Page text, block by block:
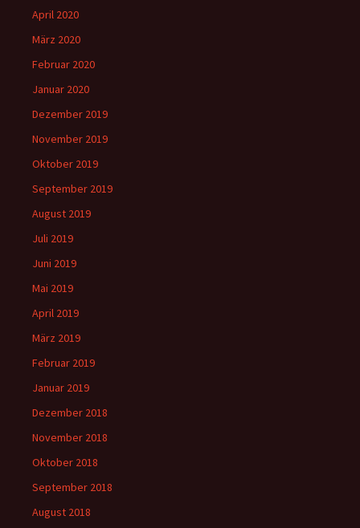
April 2020
März 2020
Februar 2020
Januar 2020
Dezember 2019
November 2019
Oktober 2019
September 2019
August 2019
Juli 2019
Juni 2019
Mai 2019
April 2019
März 2019
Februar 2019
Januar 2019
Dezember 2018
November 2018
Oktober 2018
September 2018
August 2018